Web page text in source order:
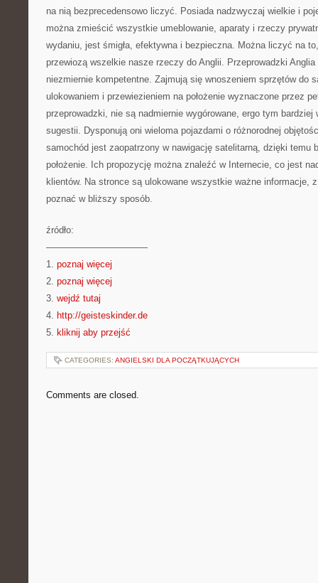
na nią bezprecedensowo liczyć. Posiada nadzwyczaj wielkie i
można zmieścić wszystkie umeblowanie, aparaty i rzeczy
wydaniu, jest śmigła, efektywna i bezpieczna. Można liczyć na
przewiozą wszelkie nasze rzeczy do Anglii. Przeprowadzki
niezmiernie kompetentne. Zajmują się wnoszeniem sprzętów do
ulokowaniem i przewiezieniem na położenie wyznaczone przez
przeprowadzki, nie są nadmiernie wygórowane, ergo tym bardziej
sugestii. Dysponują oni wieloma pojazdami o różnorodnej
samochód jest zaopatrzony w nawigację satelitarną, dzięki temu
położenie. Ich propozycję można znaleźć w Internecie, co jest
klientów. Na stronce są ulokowane wszystkie ważne informacje,
poznać w bliższy sposób.
źródło:
———————————
1. poznaj więcej
2. poznaj więcej
3. wejdź tutaj
4. http://geisteskinder.de
5. kliknij aby przejść
CATEGORIES: ANGIELSKI DLA POCZĄTKUJĄCYCH
Comments are closed.